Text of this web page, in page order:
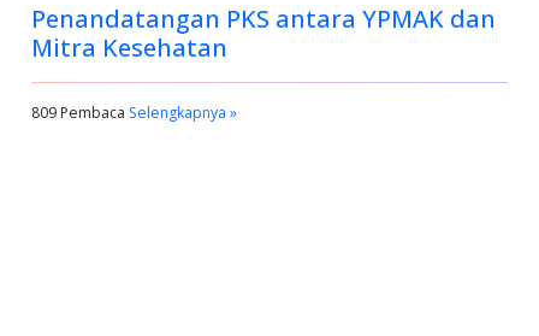
Penandatangan PKS antara YPMAK dan
Mitra Kesehatan
809 Pembaca Selengkapnya »